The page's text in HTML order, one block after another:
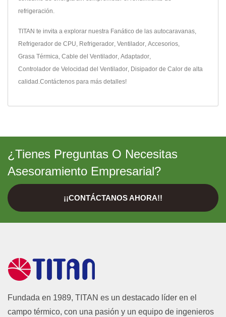
refrigeración.
TITAN te invita a explorar nuestra Fanático de las autocaravanas,
Refrigerador de CPU, Refrigerador, Ventilador, Accesorios,
Grasa Térmica, Cable del Ventilador, Adaptador,
Controlador de Velocidad del Ventilador, Disipador de Calor de alta
calidad.Contáctenos para más detalles!
¿Tienes Preguntas O Necesitas
Asesoramiento Empresarial?
¡¡CONTÁCTANOS AHORA!!
Fundada en 1989, TITAN es un destacado líder en el
campo térmico, con una pasión y un equipo de ingenieros